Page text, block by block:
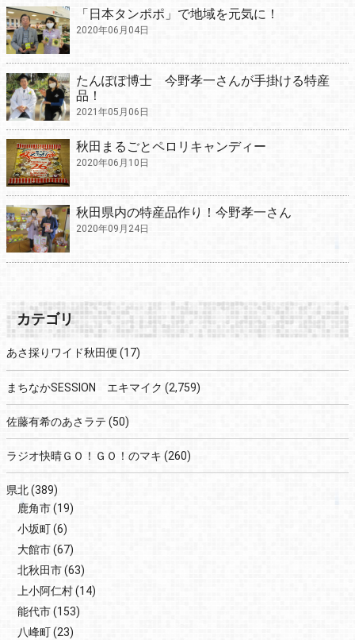
「日本タンポポ」で地域を元気に！
2020年06月04日
たんぽぽ博士 今野孝一さんが手掛ける特産
品！
2021年05月06日
秋田まるごとペロリキャンディー
2020年06月10日
秋田県内の特産品作り！今野孝一さん
2020年09月24日
カテゴリ
あさ採りワイド秋田便 (17)
まちなかSESSION エキマイク (2,759)
佐藤有希のあさラテ (50)
ラジオ快晴ＧＯ！ＧＯ！のマキ (260)
県北(389)
鹿角市(19)
小坂町(6)
大館市(67)
北秋田市(63)
上小阿仁村(14)
能代市(153)
八峰町(23)